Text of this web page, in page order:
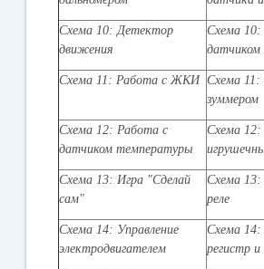
Схема 10: Детектор
движения
Схема
датчиком
Схема 11: Работа с ЖКИ Схема 11:
зуммером
Схема 12: Работа с
датчиком температуры
Схема 12:
Схема 13: Игра "Сделай
сам"
Схема 13:
реле
Схема 14: Управление
электродвигателем
Схема 14:
регистр и